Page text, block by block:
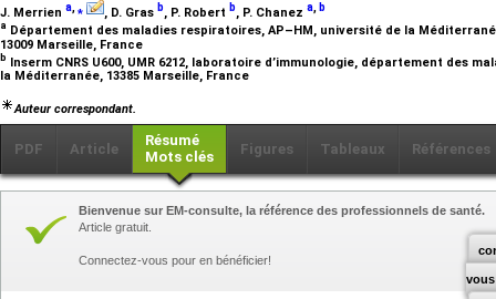
J. Merrien a,⁎ , D. Gras b, P. Robert b, P. Chanez a, b
a Département des maladies respiratoires, AP–HM, université de la
13009 Marseille, France
b Inserm CNRS U600, UMR 6212, laboratoire d’immunologie, département des
la Méditerranée, 13385 Marseille, France
Auteur correspondant.
PDF Article
Résumé
Mots clés
Figures Tableaux Références
vous
Bienvenue sur EM-consulte, la référence des professionnels de santé.
Article gratuit.
Connectez-vous pour en bénéficier!